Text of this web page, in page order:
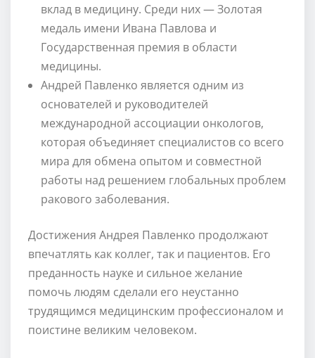
вклад в медицину. Среди них — Золотая
медаль имени Ивана Павлова и
Государственная премия в области
медицины.
Андрей Павленко является одним из
основателей и руководителей
международной ассоциации онкологов,
которая объединяет специалистов со всего
мира для обмена опытом и совместной
работы над решением глобальных проблем
ракового заболевания.
Достижения Андрея Павленко продолжают
впечатлять как коллег, так и пациентов. Его
преданность науке и сильное желание
помочь людям сделали его неустанно
трудящимся медицинским профессионалом и
поистине великим человеком.